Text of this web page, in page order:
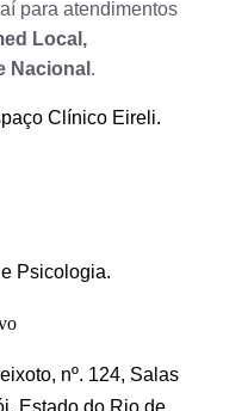
para atendimentos
Local,
Nacional .
Clínico Eireli.
Psicologia.
nº. 124, Salas
Estado do Rio de